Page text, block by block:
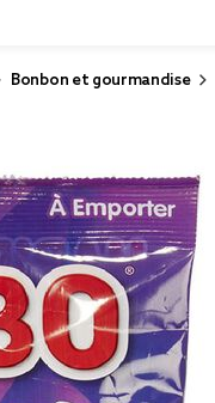
Bonbon et gourmandise